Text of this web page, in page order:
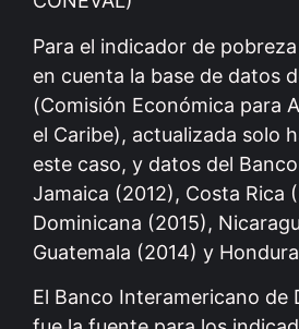
Para el indicador de
en cuenta la base de datos
(Comisión Económica para
el Caribe), actualizada solo
este caso, y datos del
Jamaica (2012), Costa Rica
Dominicana (2015),
Guatemala (2014) y
El Banco Interamericano de